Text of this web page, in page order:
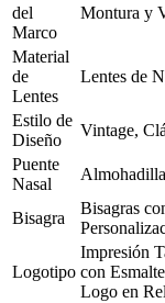
del
Marco
Montura y
Material
de
Lentes
Lentes de
Estilo de
Diseño
Vintage,
Puente
Nasal
Bisagra
Bisagras
Logotipo
Impresión
con
Logo en